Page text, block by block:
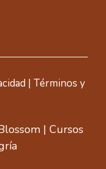
| Términos y
| Cursos